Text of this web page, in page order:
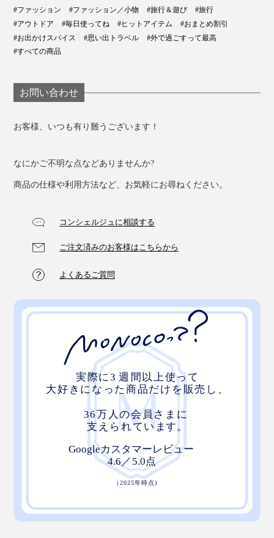
#ファッション #ファッション／小物 #旅行＆遊び
#旅行
#アウトドア
#毎日使ってね #ヒットアイテム
#おまとめ割引
#お出かけスパイス
#思い出トラベル
#外で過ごすって最高
#すべての商品
お問い合わせ
お客様、いつも有り難うございます！
なにかご不明な点などありませんか?
商品の仕様や利用方法など、お気軽にお尋ねください。
コンシェルジュに相談する
ご注文済みのお客様はこちらから
よくあるご質問